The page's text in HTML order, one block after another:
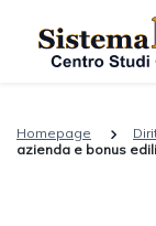
Homepage
azienda e bonus